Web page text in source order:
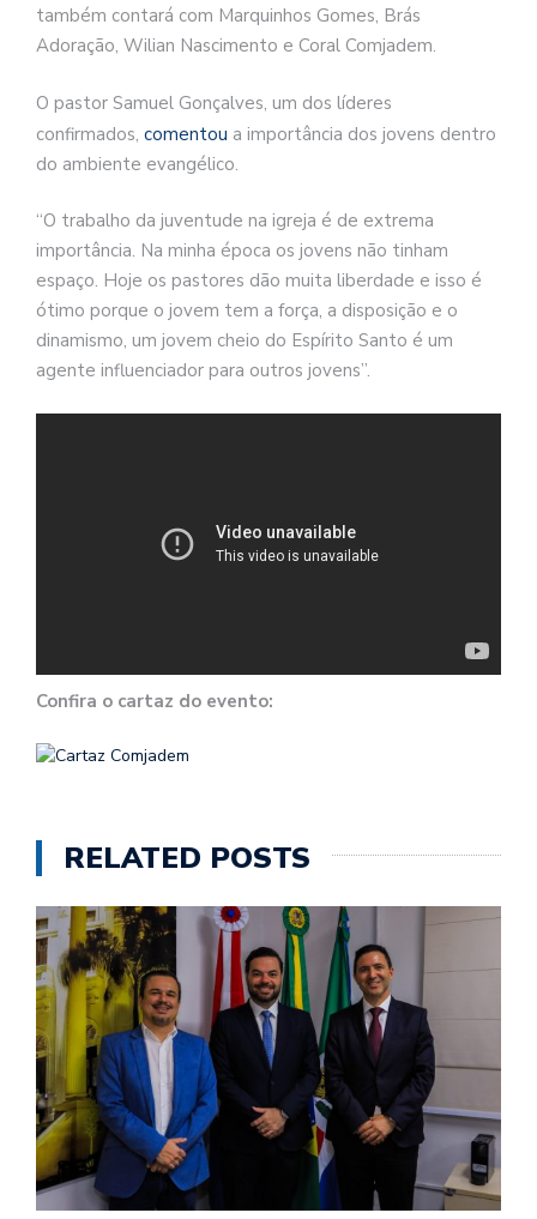
também contará com Marquinhos Gomes, Brás
Adoração, Wilian Nascimento e Coral Comjadem.
O pastor Samuel Gonçalves, um dos líderes
confirmados, comentou a importância dos jovens dentro
do ambiente evangélico.
“O trabalho da juventude na igreja é de extrema
importância. Na minha época os jovens não tinham
espaço. Hoje os pastores dão muita liberdade e isso é
ótimo porque o jovem tem a força, a disposição e o
dinamismo, um jovem cheio do Espírito Santo é um
agente influenciador para outros jovens”.
Confira o cartaz do evento:
RELATED POSTS